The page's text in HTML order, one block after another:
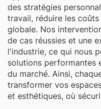
des stratégies
travail, réduire les
globale. Nos
de cas réussies et une
l'industrie, ce qui nous
solutions performantes
du marché. Ainsi,
transformer vos
et esthétiques, où